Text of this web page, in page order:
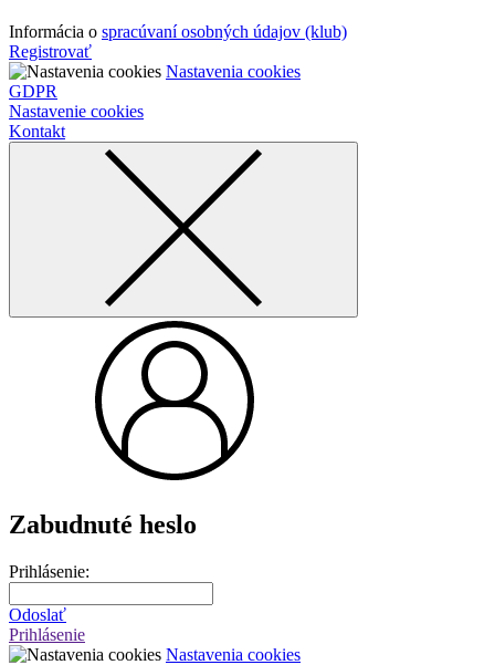
Informácia o spracúvaní osobných údajov (klub)
Registrovať
Nastavenia cookies
GDPR
Nastavenie cookies
Kontakt
Zabudnuté heslo
Prihlásenie:
Odoslať
Prihlásenie
Nastavenia cookies